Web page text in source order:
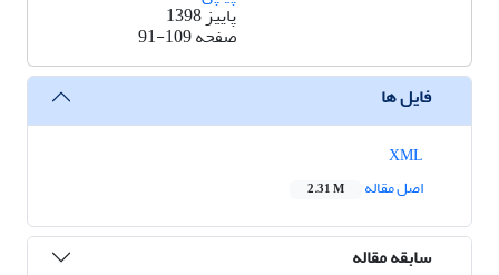
پاییز 1398
صفحه91-109
فایل ها
اصل مقاله
2.31 M
سابقه مقاله